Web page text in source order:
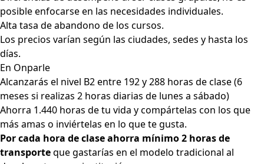
posible enfocarse en las necesidades individuales.
Alta tasa de abandono de los cursos.
Los precios varían según las ciudades, sedes y hasta los
días.
En Onparle
Alcanzarás el nivel B2 entre 192 y 288 horas de clase (6
meses si realizas 2 horas diarias de lunes a sábado)
Ahorra 1.440 horas de tu vida y compártelas con los que
más amas o inviértelas en lo que te gusta.
Por cada hora de clase ahorra mínimo 2 horas de
transporteque gastarías en el modelo tradicional al